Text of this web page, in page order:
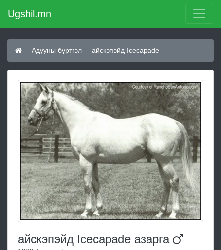
Ugshil.mn
Адууны бүртгэл айскэпэйд Icecapade
айскэпэйд Icecapade азарга